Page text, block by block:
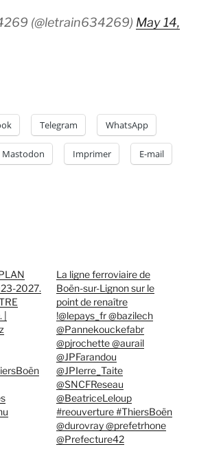
(@letrain634269) May 14,
Telegram WhatsApp
Mastodon Imprimer E-mail
2027.
La ligne ferroviaire de
Boën-sur-Lignon sur le
point de renaître
!@lepays_fr @bazilech
@Pannekouckefabr
@pjrochette @aurail
@JPFarandou
@JPIerre_Taite
@SNCFReseau
@BeatriceLeloup
#reouverture #ThiersBoën
@durovray @prefetrhone
@Prefecture42